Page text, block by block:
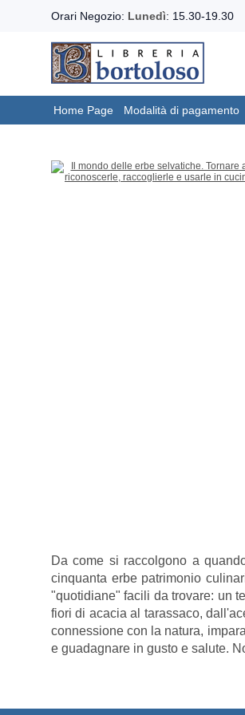
Orari Negozio: Lunedì: 15.30-19.30
Home Page Modalità di pagamento
Da come si raccolgono a
cinquanta erbe patrimonio
"quotidiane" facili da trovare: un
fiori di acacia al tarassaco,
connessione con la natura,
e guadagnare in gusto e salute.